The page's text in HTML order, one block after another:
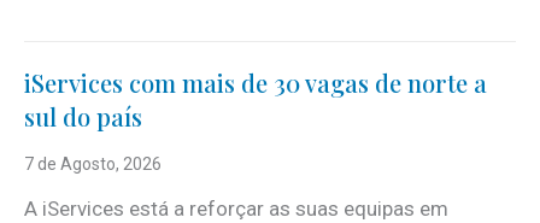
iServices com mais de 30 vagas de norte a
sul do país
7 de Agosto, 2026
A iServices está a reforçar as suas equipas em